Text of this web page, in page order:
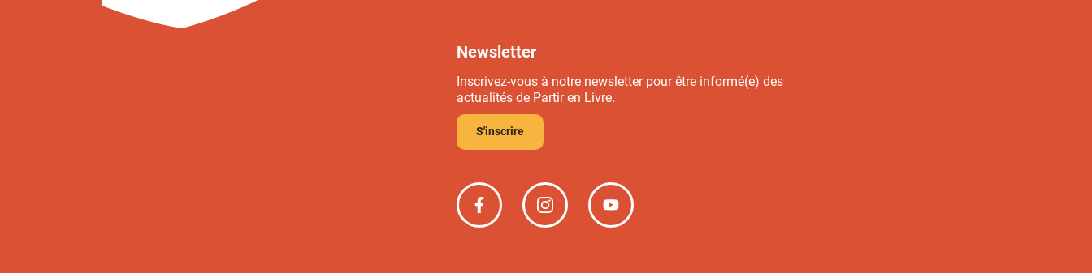
Newsletter
Inscrivez-vous à notre newsletter pour être informé(e) des
actualités de Partir en Livre.
S'inscrire
Partir
en
Partir
en
Partir
en